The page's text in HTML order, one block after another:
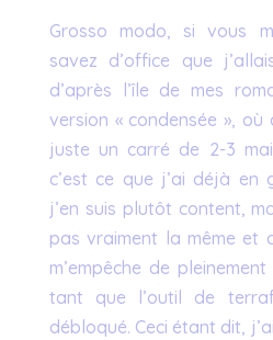
Grosso modo, si vous
savez d’office que
d’après l’île de mes
version « condensée »,
juste un carré de 2-3
c’est ce que j’ai déjà
j’en suis plutôt content,
pas vraiment la même et
m’empêche de
tant que l’outil de
débloqué. Ceci étant dit,